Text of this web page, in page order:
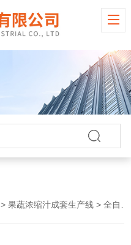
>果蔬浓缩汁成套生产线 > 全自动浓缩果汁生产线 果蔬汁饮料生产线